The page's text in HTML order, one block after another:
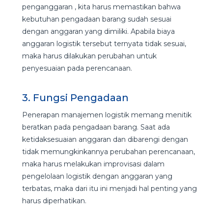
penganggaran , kita harus memastikan bahwa
kebutuhan pengadaan barang sudah sesuai
dengan anggaran yang dimiliki. Apabila biaya
anggaran logistik tersebut ternyata tidak sesuai,
maka harus dilakukan perubahan untuk
penyesuaian pada perencanaan.
3. Fungsi Pengadaan
Penerapan manajemen logistik memang menitik
beratkan pada pengadaan barang. Saat ada
ketidaksesuaian anggaran dan dibarengi dengan
tidak memungkinkannya perubahan perencanaan,
maka harus melakukan improvisasi dalam
pengelolaan logistik dengan anggaran yang
terbatas, maka dari itu ini menjadi hal penting yang
harus diperhatikan.